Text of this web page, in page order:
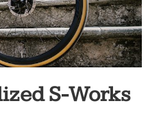
S-Works